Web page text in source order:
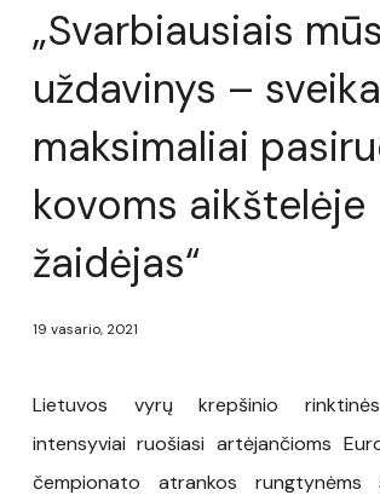
„Svarbiausiais
uždavinys –
maksimaliai
kovoms aikštelėje
žaidėjas“
19 vasario, 2021
Lietuvos vyrų krepšinio
intensyviai ruošiasi artėjančioms
čempionato atrankos